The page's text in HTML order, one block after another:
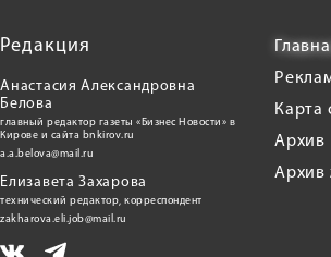
Редакция
Анастасия Александровна
Белова
главный редактор газеты «Бизнес Новости» в
Кирове и сайта bnkirov.ru
a.a.belova@mail.ru
Елизавета Захарова
технический редактор, корреспондент
zakharova.eli.job@mail.ru
Карта
Архив
Архив